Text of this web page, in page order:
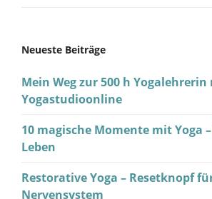
Neueste Beiträge
Mein Weg zur 500 h
Yogastudioonline
10 magische Momente mit Yoga
Leben
Restorative Yoga – Resetknopf
Nervensystem